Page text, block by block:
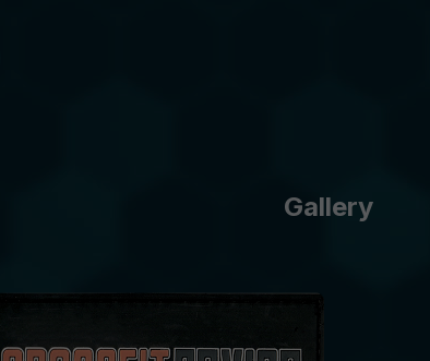
Gallery